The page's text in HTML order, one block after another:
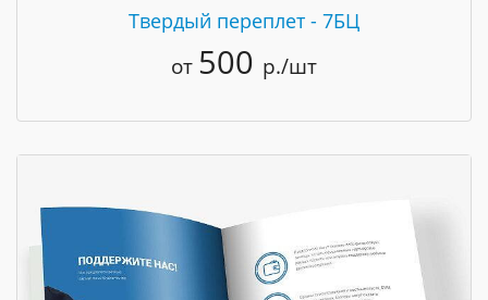
Твердый переплет - 7БЦ
от 500 р./шт